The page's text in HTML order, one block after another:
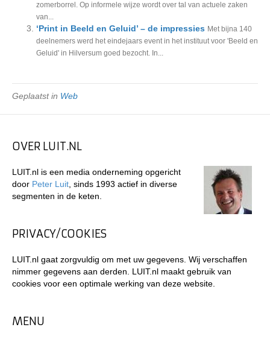
zomerborrel. Op informele wijze wordt over tal van actuele zaken
van...
‘Print in Beeld en Geluid’ – de impressies Met bijna 140
deelnemers werd het eindejaars event in het instituut voor 'Beeld en
Geluid' in Hilversum goed bezocht. In...
Geplaatst in Web
OVER LUIT.NL
LUIT.nl is een media onderneming opgericht
door Peter Luit , sinds 1993 actief in diverse
segmenten in de keten.
PRIVACY/COOKIES
LUIT.nl gaat zorgvuldig om met uw gegevens. Wij verschaffen
nimmer gegevens aan derden. LUIT.nl maakt gebruik van
cookies voor een optimale werking van deze website.
MENU